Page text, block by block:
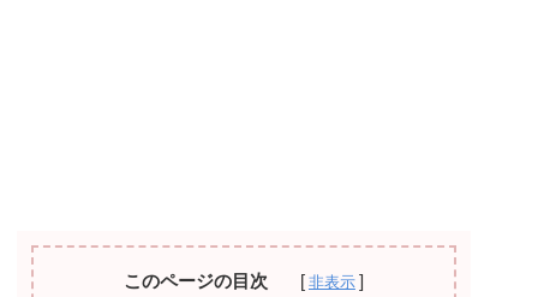
このページの目次